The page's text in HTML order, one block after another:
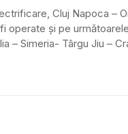
Cluj Napoca –
și pe
– Simeria- Târgu Jiu –